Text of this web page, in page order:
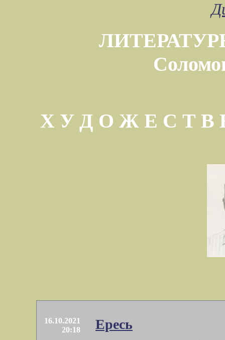
Х У Д О Ж Е С Т
16.10.2021
20:18
Ересь